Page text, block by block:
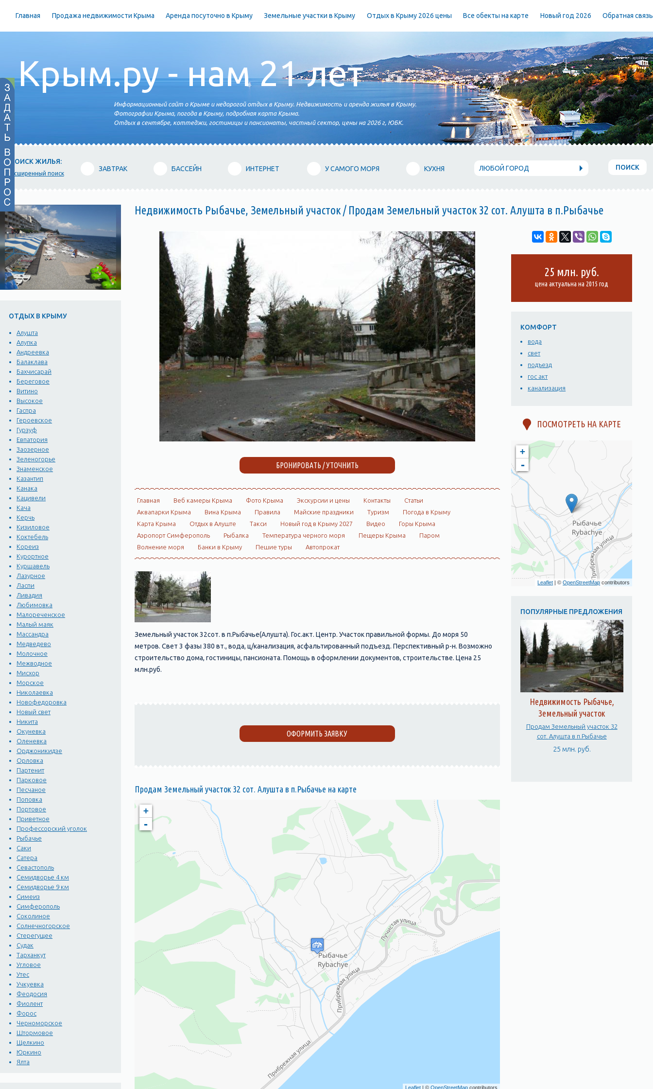
Главная Продажа недвижимости Крыма Аренда посуточно в Крыму Земельные участки в Крыму Отдых в Крыму 2026 цены Все обекты на карте Новый год 2026 Обратная связь
Крым.ру - нам 21 лет
Информационный сайт о Крыме и недорогой отдых в Крыму. Недвижимость и аренда жилья в Крыму.
Фотографии Крыма, погода в Крыму, подробная карта Крыма.
Отдых в сентябре, коттеджи, гостиницы и пансионаты, частный сектор, цены на 2026 г, ЮБК.
ПОИСК ЖИЛЬЯ:
расширенный поиск
ЗАВТРАК БАССЕЙН ИНТЕРНЕТ У САМОГО МОРЯ КУХНЯ ЛЮБОЙ ГОРОД ПОИСК
ОТДЫХ В КРЫМУ
Алушта
Алупка
Андреевка
Балаклава
Бахчисарай
Береговое
Витино
Высокое
Гаспра
Героевское
Гурзуф
Евпатория
Заозерное
Зеленогорье
Знаменское
Казантип
Канака
Кацивели
Кача
Керчь
Кизиловое
Коктебель
Кореиз
Курортное
Куршавель
Лазурное
Ласпи
Ливадия
Любимовка
Малореченское
Малый маяк
Массандра
Медведево
Молочное
Межводное
Мисхор
Морское
Николаевка
Новофедоровка
Новый свет
Никита
Окуневка
Оленевка
Орджоникидзе
Орловка
Партенит
Парковое
Песчаное
Поповка
Портовое
Приветное
Профессорский уголок
Рыбачье
Саки
Сатера
Севастополь
Семидворье 4 км
Семидворье 9 км
Симеиз
Симферополь
Соколиное
Солнечногорское
Стерегущее
Судак
Тарханкут
Угловое
Утес
Учкуевка
Феодосия
Фиолент
Форос
Черноморское
Штормовое
Щелкино
Юркино
Ялта
Недвижимость Рыбачье, Земельный участок / Продам Земельный участок 32 сот. Алушта в п.Рыбачье
БРОНИРОВАТЬ / УТОЧНИТЬ
Главная Веб камеры Крыма Фото Крыма Экскурсии и цены Контакты
Статьи
Аквапарки Крыма
Вина Крыма Правила Майские праздники Туризм
Погода в Крыму
Карта Крыма
Отдых в Алуште Такси Новый год в Крыму 2027 Видео
Горы Крыма
Аэропорт Симферополь
Рыбалка Температура черного моря Пещеры Крыма
Паром
Волнение моря
Банки в Крыму Пешие туры Автопрокат
Земельный участок 32сот. в п.Рыбачье(Алушта). Гос.акт. Центр. Участок правильной формы. До моря 50
метров. Свет 3 фазы 380 вт., вода, ц/канализация, асфальтированный подъезд. Перспективный р-н. Возможно
строительство дома, гостиницы, пансионата. Помощь в оформлении документов, строительстве. Цена 25
млн.руб.
ОФОРМИТЬ ЗАЯВКУ
Продам Земельный участок 32 сот. Алушта в п.Рыбачье на карте
+
-
Leaflet | ©OpenStreetMap contributors
25 млн. руб.
цена актуальна на 2015 год
КОМФОРТ
вода
свет
подъезд
гос акт
канализация
ПОСМОТРЕТЬ НА КАРТЕ
+
-
Leaflet | ©OpenStreetMap contributors
ПОПУЛЯРНЫЕ ПРЕДЛОЖЕНИЯ
Недвижимость Рыбачье,
Земельный участок
Продам Земельный участок 32
сот. Алушта в п.Рыбачье
25 млн. руб.